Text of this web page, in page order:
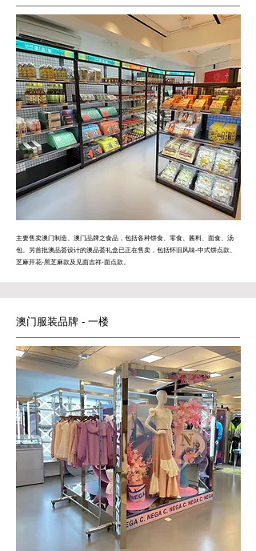
主要售卖澳门制造、澳门品牌之食品，包括各种饼食、零食、酱料、面食、汤
包。另首批澳品荟设计的澳品荟礼盒已正在售卖，包括怀旧风味-中式饼点款、
芝麻开花-黑芝麻款及见面吉祥-面点款。
澳门服装品牌 - 一楼